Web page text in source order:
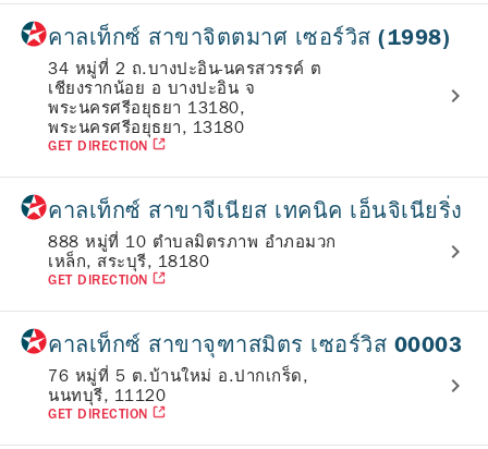
คาลเท็กซ์ สาขาจิตตมาศ เซอร์วิส (1998)
34 หมู่ที่ 2 ถ.บางปะอิน-นครสวรรค์ ต
เชียงรากน้อย อ บางปะอิน จ
พระนครศรีอยุธยา 13180,
พระนครศรีอยุธยา, 13180
GET DIRECTION
คาลเท็กซ์ สาขาจีเนียส เทคนิค เอ็นจิเนียริ่ง
888 หมู่ที่ 10 ตำบลมิตรภาพ อำภอมวก
เหล็ก, สระบุรี, 18180
GET DIRECTION
คาลเท็กซ์ สาขาจุฑาสมิตร เซอร์วิส 00003
76 หมู่ที่ 5 ต.บ้านใหม่ อ.ปากเกร็ด,
นนทบุรี, 11120
GET DIRECTION